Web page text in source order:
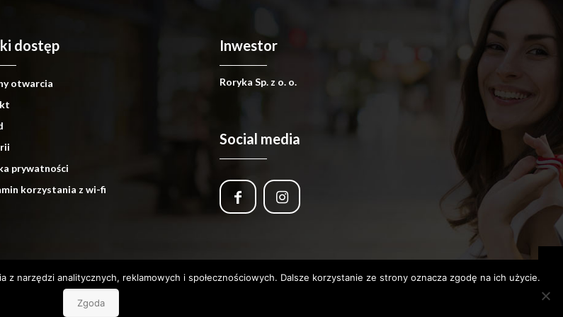
dostęp
otwarcia
prywatności
korzystania z wi-fi
Inwestor
Roryka Sp. z o. o.
Social media
2020 GALERIAJURAND.PL
WWW.ANGELSADVERTISING.PL
z narzędzi analitycznych, reklamowych i społecznościowych. Dalsze korzystanie ze strony oznacza zgodę na ich użycie.
Zgoda